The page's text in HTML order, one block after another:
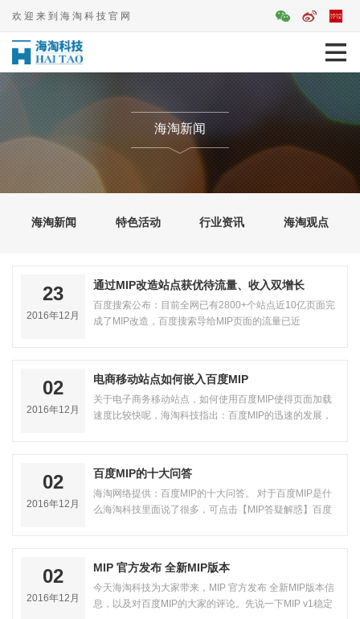
欢迎来到海淘科技官网
海淘新闻
海淘新闻 特色活动 行业资讯 海淘观点
23
2016年12月
通过MIP改造站点获优待流量、收入双增长
百度搜索公布：目前全网已有2800+个站点近10亿页面完
成了MIP改造，百度搜索导给MIP页面的流量已近
02
2016年12月
电商移动站点如何嵌入百度MIP
关于电子商务移动站点，如何使用百度MIP使得页面加载
速度比较快呢，海淘科技指出：百度MIP的迅速的发展，
02
2016年12月
百度MIP的十大问答
海淘网络提供：百度MIP的十大问答。 对于百度MIP是什
么海淘科技里面说了很多，可点击【MIP答疑解惑】百度
02
2016年12月
MIP 官方发布 全新MIP版本
今天海淘科技为大家带来，MIP 官方发布 全新MIP版本信
息，以及对百度MIP的大家的评论。先说一下MIP v1稳定